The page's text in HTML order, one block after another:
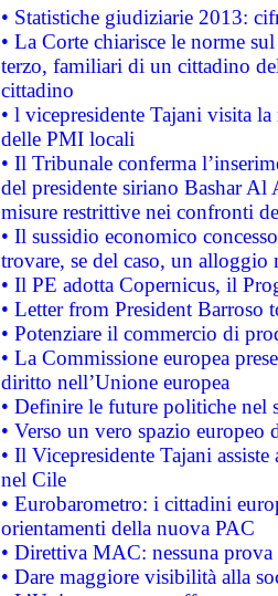
• Statistiche giudiziarie 2013:
• La Corte chiarisce le norme
terzo, familiari di un cittadino
cittadino
• l vicepresidente Tajani visita
delle PMI locali
• Il Tribunale conferma
del presidente siriano Bashar Al
misure restrittive nei confronti
• Il sussidio economico
trovare, se del caso, un
• Il PE adotta Copernicus, il
• Letter from President Barroso
• Potenziare il commercio di
• La Commissione europea
diritto nell’Unione europea
• Definire le future politiche nel
• Verso un vero spazio
• Il Vicepresidente Tajani
nel Cile
• Eurobarometro: i cittadini
orientamenti della nuova PAC
• Direttiva MAC: nessuna
• Dare maggiore visibilità alla